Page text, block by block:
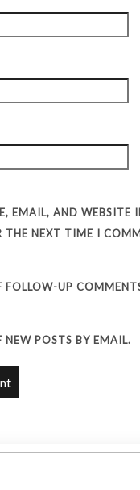
EMAIL, AND WEBSITE
THE NEXT TIME I
FOLLOW-UP
NEW POSTS BY EMAIL.